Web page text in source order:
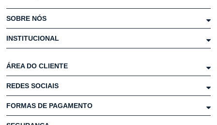
SOBRE NÓS
INSTITUCIONAL
ÁREA DO CLIENTE
REDES SOCIAIS
FORMAS DE PAGAMENTO